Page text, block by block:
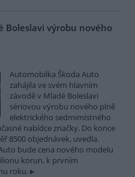
Boleslavi výrobu nového
Automobilka Škoda Auto
zahájila ve svém hlavním
závodě v Mladé Boleslavi
sériovou výrobu nového plně
elektrického sedmimístného
nabídce značky. Do konce
8500 objednávek, uvedla.
bude cena nového modelu
korun, k prvním
roku.